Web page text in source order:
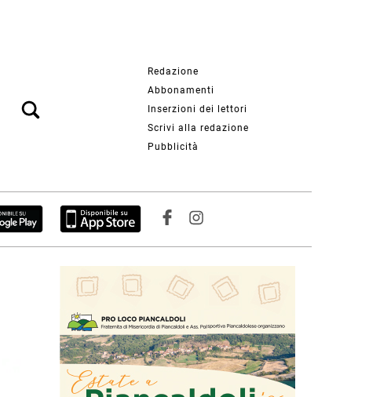
Redazione
Abbonamenti
Inserzioni dei lettori
Scrivi alla redazione
Pubblicità